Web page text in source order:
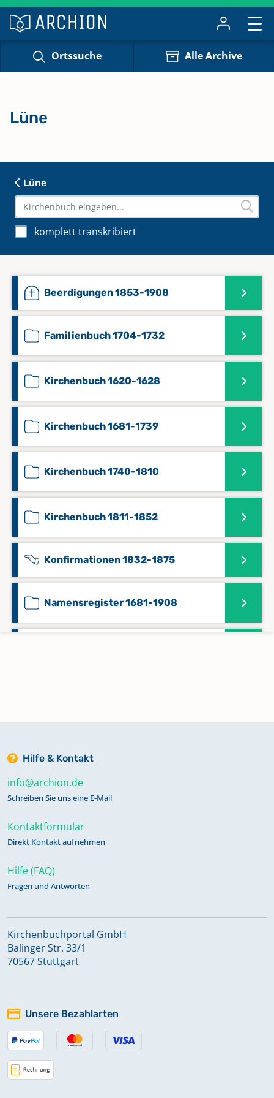
Ortssuche Alle Archive
Lüne
komplett transkribiert
Beerdigungen 1853-1908
Familienbuch 1704-1732
Kirchenbuch 1620-1628
Kirchenbuch 1681-1739
Kirchenbuch 1740-1810
Kirchenbuch 1811-1852
Konfirmationen 1832-1875
Namensregister 1681-1908
Lüne
Hilfe & Kontakt
info@archion.de
Schreiben Sie uns eine E-Mail
Kontaktformular
Direkt Kontakt aufnehmen
Hilfe (FAQ)
Fragen und Antworten
Kirchenbuchportal GmbH
Balinger Str. 33/1
70567 Stuttgart
Unsere Bezahlarten